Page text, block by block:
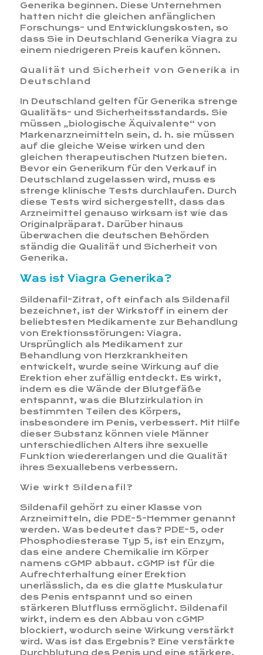
Generika beginnen. Diese Unternehmen
hatten nicht die gleichen anfänglichen
Forschungs- und Entwicklungskosten, so
dass Sie in Deutschland Generika Viagra zu
einem niedrigeren Preis kaufen können.
Qualität und Sicherheit von Generika in
Deutschland
In Deutschland gelten für Generika strenge
Qualitäts- und Sicherheitsstandards. Sie
müssen „biologische Äquivalente“ von
Markenarzneimitteln sein, d. h. sie müssen
auf die gleiche Weise wirken und den
gleichen therapeutischen Nutzen bieten.
Bevor ein Generikum für den Verkauf in
Deutschland zugelassen wird, muss es
strenge klinische Tests durchlaufen. Durch
diese Tests wird sichergestellt, dass das
Arzneimittel genauso wirksam ist wie das
Originalpräparat. Darüber hinaus
überwachen die deutschen Behörden
ständig die Qualität und Sicherheit von
Generika.
Was ist Viagra Generika?
Sildenafil-Zitrat, oft einfach als Sildenafil
bezeichnet, ist der Wirkstoff in einem der
beliebtesten Medikamente zur Behandlung
von Erektionsstörungen: Viagra.
Ursprünglich als Medikament zur
Behandlung von Herzkrankheiten
entwickelt, wurde seine Wirkung auf die
Erektion eher zufällig entdeckt. Es wirkt,
indem es die Wände der Blutgefäße
entspannt, was die Blutzirkulation in
bestimmten Teilen des Körpers,
insbesondere im Penis, verbessert. Mit Hilfe
dieser Substanz können viele Männer
unterschiedlichen Alters ihre sexuelle
Funktion wiedererlangen und die Qualität
ihres Sexuallebens verbessern.
Wie wirkt Sildenafil?
Sildenafil gehört zu einer Klasse von
Arzneimitteln, die PDE-5-Hemmer genannt
werden. Was bedeutet das? PDE-5, oder
Phosphodiesterase Typ 5, ist ein Enzym,
das eine andere Chemikalie im Körper
namens cGMP abbaut. cGMP ist für die
Aufrechterhaltung einer Erektion
unerlässlich, da es die glatte Muskulatur
des Penis entspannt und so einen
stärkeren Blutfluss ermöglicht. Sildenafil
wirkt, indem es den Abbau von cGMP
blockiert, wodurch seine Wirkung verstärkt
wird. Was ist das Ergebnis? Eine verstärkte
Durchblutung des Penis und eine stärkere,